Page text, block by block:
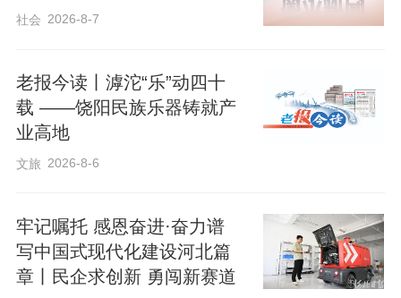
登记“省内通办”率先落地，周边县市群众可
2025年5月10日，新修订《婚姻登记条
例》正式实施，婚姻登记地域限制全面取
消，新人领证无需再提供户口本，真正实
现“全国各地通办、就近能办、异地快办”。
异地办事“多地跑、折返跑”难题，充分满足
群众便捷办理婚姻登记的需求。
社会 2026-8-7
老报今读丨滹沱“乐”动四十
载 ——饶阳民族乐器铸就产
业高地
文旅 2026-8-6
牢记嘱托 感恩奋进·奋力谱
写中国式现代化建设河北篇
章丨民企求创新 勇闯新赛道